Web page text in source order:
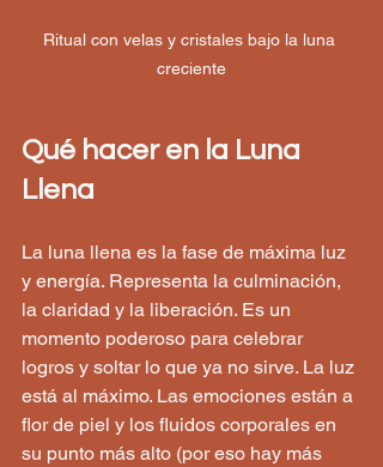
Ritual con velas y cristales bajo la luna
creciente
Qué hacer en la Luna
Llena
La luna llena es la fase de máxima luz
y energía. Representa la culminación,
la claridad y la liberación. Es un
momento poderoso para celebrar
logros y soltar lo que ya no sirve. La luz
está al máximo. Las emociones están a
flor de piel y los fluidos corporales en
su punto más alto (por eso hay más